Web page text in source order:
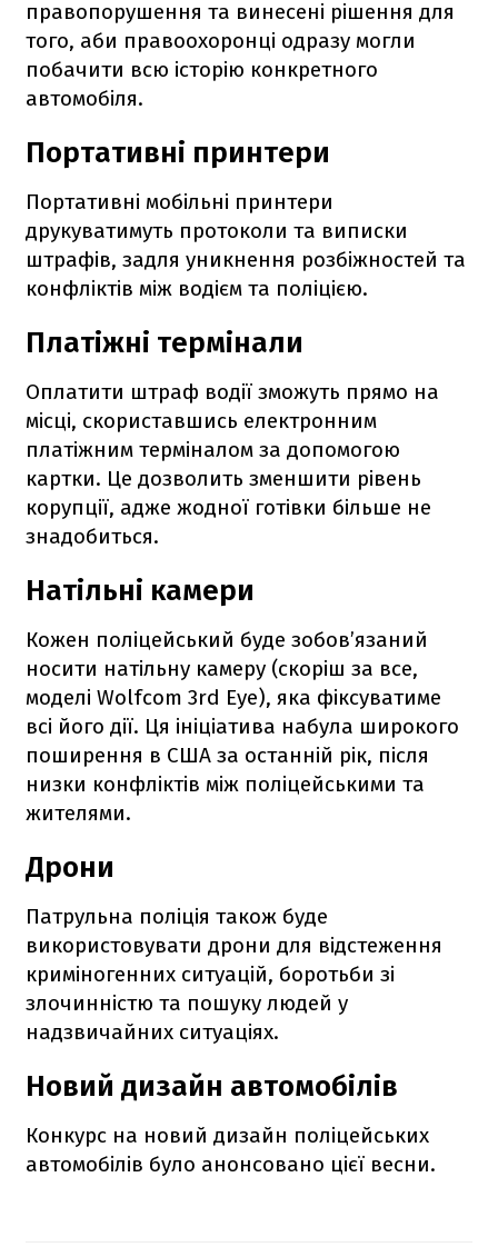
правопорушення та винесені рішення для
того, аби правоохоронці одразу могли
побачити всю історію конкретного
автомобіля.
Портативні принтери
Портативні мобільні принтери
друкуватимуть протоколи та виписки
штрафів, задля уникнення розбіжностей та
конфліктів між водієм та поліцією.
Платіжні термінали
Оплатити штраф водії зможуть прямо на
місці, скориставшись електронним
платіжним терміналом за допомогою
картки. Це дозволить зменшити рівень
корупції, адже жодної готівки більше не
знадобиться.
Натільні камери
Кожен поліцейський буде зобов’язаний
носити натільну камеру (скоріш за все,
моделі Wolfcom 3rd Eye), яка фіксуватиме
всі його дії. Ця ініціатива набула широкого
поширення в США за останній рік, після
низки конфліктів між поліцейськими та
жителями.
Дрони
Патрульна поліція також буде
використовувати дрони для відстеження
криміногенних ситуацій, боротьби зі
злочинністю та пошуку людей у
надзвичайних ситуаціях.
Новий дизайн автомобілів
Конкурс на новий дизайн поліцейських
автомобілів було анонсовано цієї весни.